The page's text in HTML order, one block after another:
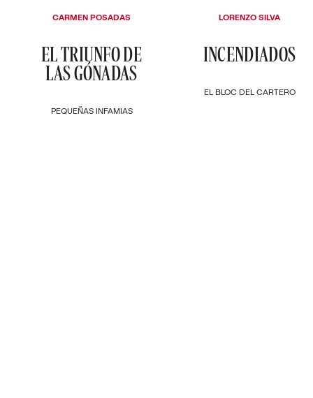
PEQUEÑAS INFAMIAS
EL TRIUNFO DE
LAS GÓNADAS
CARMEN POSADAS
EL BLOC DEL CARTERO
INCENDIADOS
LORENZO SILVA